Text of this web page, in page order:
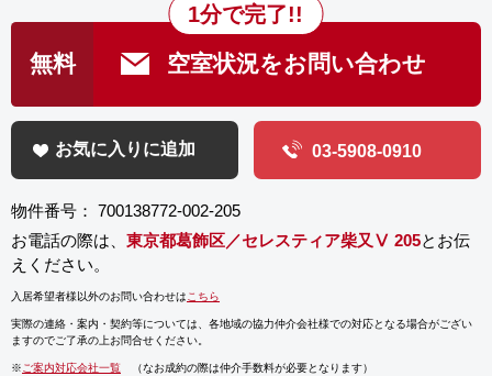
無料 空室状況をお問い合わせ
1分で完了!!
お気に入りに追加 03-5908-0910
物件番号： 700138772-002-205
お電話の際は、東京都葛飾区／セレスティア柴又Ⅴ 205とお伝
えください。
入居希望者様以外のお問い合わせは こちら
実際の連絡・案内・契約等については、各地域の協力仲介会社様での対応となる場合がござい
ますのでご了承の上お問合せください。
※ ご案内対応会社一覧 （なお成約の際は仲介手数料が必要となります）